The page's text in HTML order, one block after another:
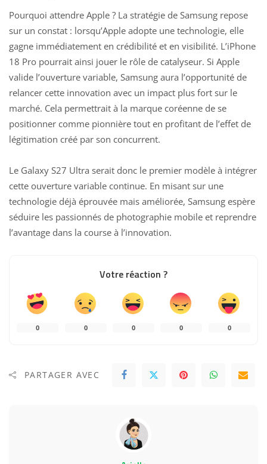
Pourquoi attendre Apple ? La stratégie de Samsung repose
sur un constat : lorsqu’Apple adopte une technologie, elle
gagne immédiatement en crédibilité et en visibilité. L’iPhone
18 Pro pourrait ainsi jouer le rôle de catalyseur. Si Apple
valide l’ouverture variable, Samsung aura l’opportunité de
relancer cette innovation avec un impact plus fort sur le
marché. Cela permettrait à la marque coréenne de se
positionner comme pionnière tout en profitant de l’effet de
légitimation créé par son concurrent.
Le Galaxy S27 Ultra serait donc le premier modèle à intégrer
cette ouverture variable continue. En misant sur une
technologie déjà éprouvée mais améliorée, Samsung espère
séduire les passionnés de photographie mobile et reprendre
l’avantage dans la course à l’innovation.
Votre réaction ?
0 0 0 0 0
PARTAGER AVEC